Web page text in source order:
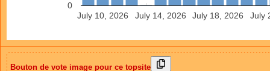
July 10, 2026 July 14, 2026 July 18, 2026 July
0
Bouton de vote image pour ce topsite